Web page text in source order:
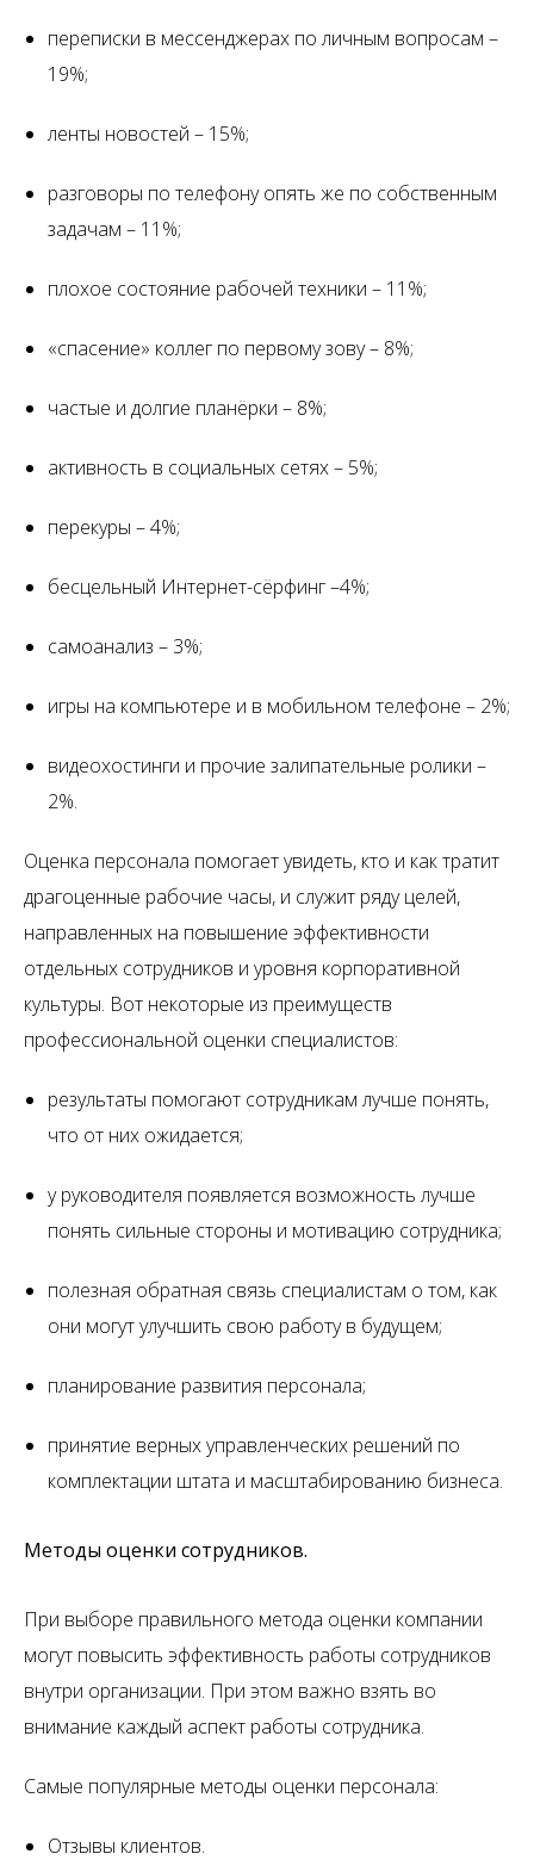
переписки в мессенджерах по личным вопросам –
19%;
ленты новостей – 15%;
разговоры по телефону опять же по собственным
задачам – 11%;
плохое состояние рабочей техники – 11%;
«спасение» коллег по первому зову – 8%;
частые и долгие планёрки – 8%;
активность в социальных сетях – 5%;
перекуры – 4%;
бесцельный Интернет-сёрфинг –4%;
самоанализ – 3%;
игры на компьютере и в мобильном телефоне – 2%;
видеохостинги и прочие залипательные ролики –
2%.
Оценка персонала помогает увидеть, кто и как тратит
драгоценные рабочие часы, и служит ряду целей,
направленных на повышение эффективности
отдельных сотрудников и уровня корпоративной
культуры. Вот некоторые из преимуществ
профессиональной оценки специалистов:
результаты помогают сотрудникам лучше понять,
что от них ожидается;
у руководителя появляется возможность лучше
понять сильные стороны и мотивацию сотрудника;
полезная обратная связь специалистам о том, как
они могут улучшить свою работу в будущем;
планирование развития персонала;
принятие верных управленческих решений по
комплектации штата и масштабированию бизнеса.
Методы оценки сотрудников.
При выборе правильного метода оценки компании
могут повысить эффективность работы сотрудников
внутри организации. При этом важно взять во
внимание каждый аспект работы сотрудника.
Самые популярные методы оценки персонала:
Отзывы клиентов.